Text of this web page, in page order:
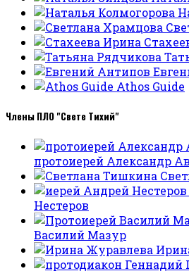
Athos Guide
Члены ПЛО "Свете Тихий"
протоиерей Александр
Нестеров
Василий Мазур